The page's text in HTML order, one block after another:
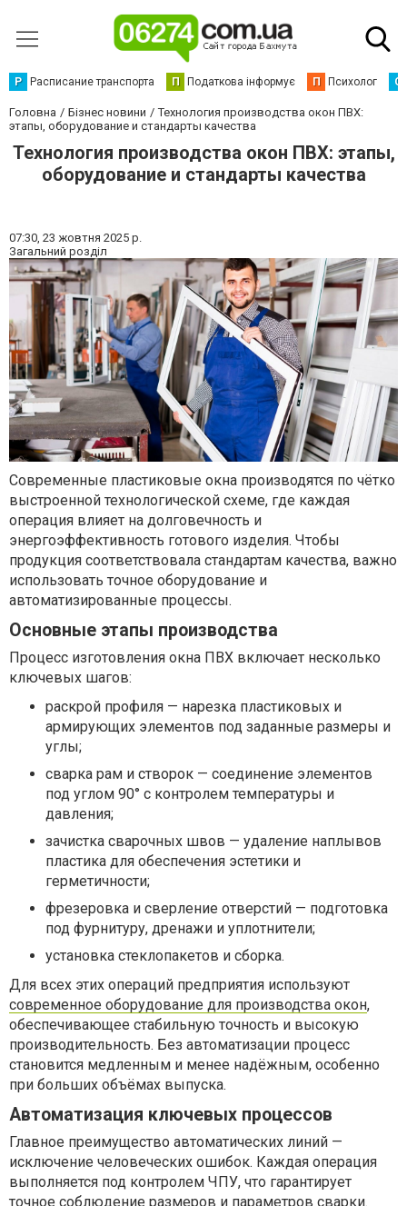
Р Расписание транспорта П Податкова інформує П Психолог С
Головна Бізнес новини
Технология производства окон ПВХ:
этапы, оборудование и стандарты качества
Технология производства окон ПВХ: этапы,
оборудование и стандарты качества
07:30, 23 жовтня 2025 р.
Загальний розділ
Современные пластиковые окна производятся по чётко
выстроенной технологической схеме, где каждая
операция влияет на долговечность и
энергоэффективность готового изделия. Чтобы
продукция соответствовала стандартам качества, важно
использовать точное оборудование и
автоматизированные процессы.
Основные этапы производства
Процесс изготовления окна ПВХ включает несколько
ключевых шагов:
раскрой профиля — нарезка пластиковых и
армирующих элементов под заданные размеры и
углы;
сварка рам и створок — соединение элементов
под углом 90° с контролем температуры и
давления;
зачистка сварочных швов — удаление наплывов
пластика для обеспечения эстетики и
герметичности;
фрезеровка и сверление отверстий — подготовка
под фурнитуру, дренажи и уплотнители;
установка стеклопакетов и сборка.
Для всех этих операций предприятия используют
современное оборудование для производства окон,
обеспечивающее стабильную точность и высокую
производительность. Без автоматизации процесс
становится медленным и менее надёжным, особенно
при больших объёмах выпуска.
Автоматизация ключевых процессов
Главное преимущество автоматических линий —
исключение человеческих ошибок. Каждая операция
выполняется под контролем ЧПУ, что гарантирует
точное соблюдение размеров и параметров сварки.